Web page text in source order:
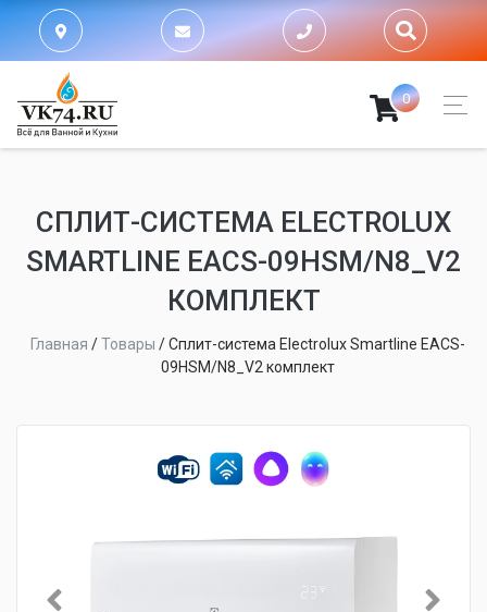
0
СПЛИТ-СИСТЕМА ELECTROLUX
SMARTLINE EACS-09HSM/N8_V2
КОМПЛЕКТ
Главная /Товары /Сплит-система Electrolux Smartline EACS-
09HSM/N8_V2 комплект